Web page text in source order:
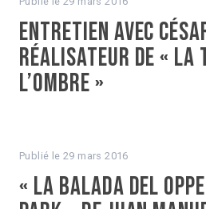
Entretien avec
réalisateur de « La
l’ombre »
Publié le29 mars 2016
« La Balada del